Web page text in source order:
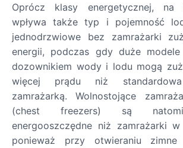
Oprócz klasy energetycznej, na
wpływa także typ i pojemność
jednodrzwiowe bez zamrażarki
energii, podczas gdy duże
dozownikiem wody i lodu mogą
więcej prądu niż
zamrażarką. Wolnostojące
(chest freezers) są
energooszczędne niż zamrażarki
ponieważ przy otwieraniu